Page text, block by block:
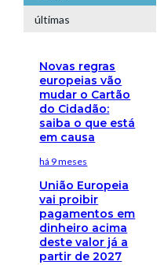
últimas
Novas regras
europeias vão
mudar o Cartão
do Cidadão:
saiba o que está
em causa
há 9 meses
União Europeia
vai proibir
pagamentos em
dinheiro acima
deste valor já a
partir de 2027